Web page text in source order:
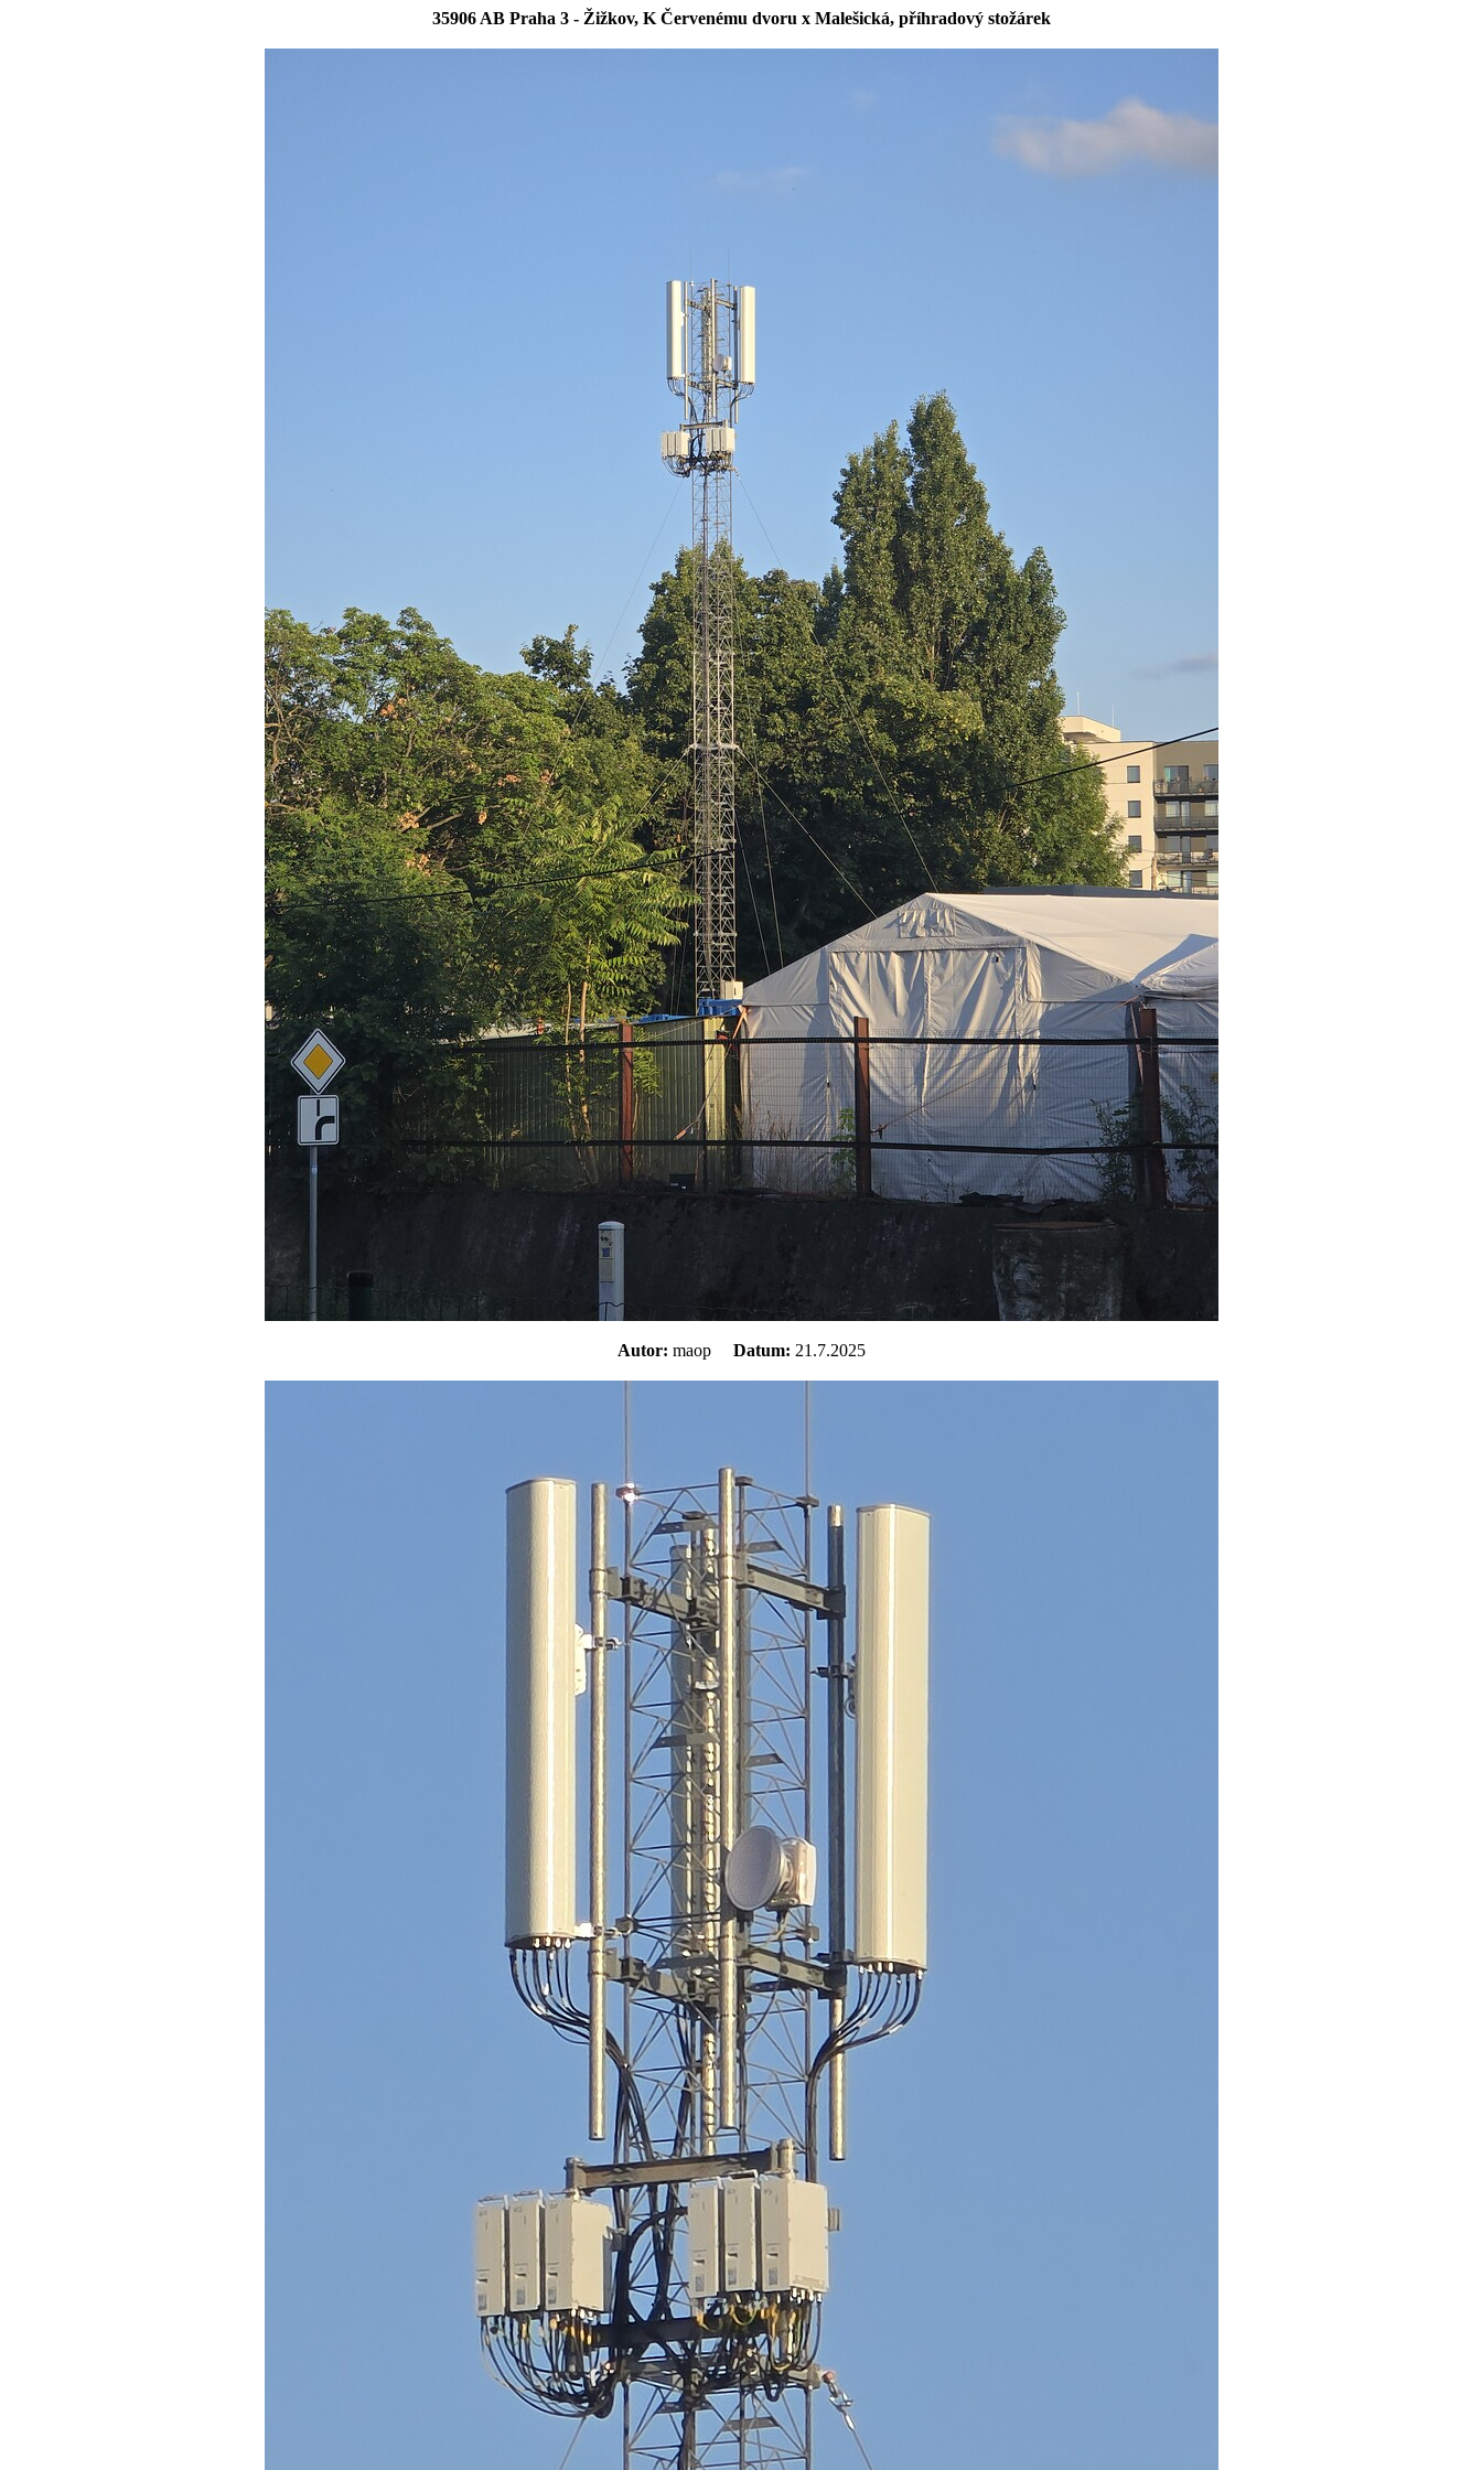
35906 AB Praha 3 - Žižkov, K Červenému dvoru x Malešická, příhradový stožárek
Autor: maop Datum: 21.7.2025